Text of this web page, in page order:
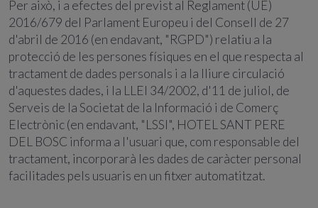
Per això, i a efectes del previst al Reglament (UE)
2016/679 del Parlament Europeu i del Consell de 27
d'abril de 2016 (en endavant, "RGPD") relatiu a la
protecció de les persones físiques en el que respecta al
tractament de dades personals i a la lliure circulació
d'aquestes dades, i la LLEI 34/2002, d'11 de juliol, de
Serveis de la Societat de la Informació i de Comerç
Electrònic (en endavant, "LSSI", HOTEL SANT PERE
DEL BOSC informa a l'usuari que, com responsable del
tractament, incorporarà les dades de caràcter personal
facilitades pels usuaris en un fitxer automatitzat.